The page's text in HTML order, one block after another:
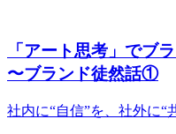
「アート思考」でブ
〜ブランド徒然話①
社内に“自信”を、社外に